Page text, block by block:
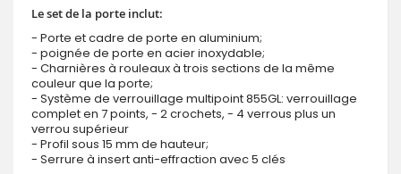
Le set de la porte inclut:
- Porte et cadre de porte en aluminium;
- poignée de porte en acier inoxydable;
- Charnières à rouleaux à trois sections de la même
couleur que la porte;
- Système de verrouillage multipoint 855GL: verrouillage
complet en 7 points, - 2 crochets, - 4 verrous plus un
verrou supérieur
- Profil sous 15 mm de hauteur;
- Serrure à insert anti-effraction avec 5 clés